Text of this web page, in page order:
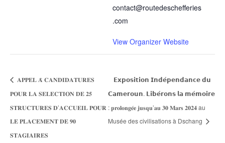
contact@routedeschefferies
.com
View Organizer Website
𝐀𝐏𝐏𝐄𝐋 𝐀̀ 𝐂𝐀𝐍𝐃𝐈𝐃𝐀𝐓𝐔𝐑𝐄𝐒
𝐏𝐎𝐔𝐑 𝐋𝐀 𝐒𝐄𝐋𝐄𝐂𝐓𝐈𝐎𝐍 𝐃𝐄 𝟐𝟓
𝐒𝐓𝐑𝐔𝐂𝐓𝐔𝐑𝐄𝐒 𝐃’𝐀𝐂𝐂𝐔𝐄𝐈𝐋 𝐏𝐎𝐔𝐑
𝐋𝐄 𝐏𝐋𝐀𝐂𝐄𝐌𝐄𝐍𝐓 𝐃𝐄 𝟗𝟎
𝐒𝐓𝐀𝐆𝐈𝐀𝐈𝐑𝐄𝐒
𝗘𝘅𝗽𝗼𝘀𝗶𝘁𝗶𝗼𝗻 𝗜𝗻𝗱𝗲́𝗽𝗲𝗻𝗱𝗮𝗻𝗰𝗲 𝗱𝘂
𝗖𝗮𝗺𝗲𝗿𝗼𝘂𝗻. 𝗟𝗶𝗯𝗲́𝗿𝗼𝗻𝘀 𝗹𝗮 𝗺𝗲́𝗺𝗼𝗶𝗿𝗲
: 𝐩𝐫𝐨𝐥𝐨𝐧𝐠𝐞́𝐞 𝐣𝐮𝐬𝐪𝐮’𝐚𝐮 𝟑𝟎 𝐌𝐚𝐫𝐬 𝟐𝟎𝟐𝟒 au
Musée des civilisations à Dschang